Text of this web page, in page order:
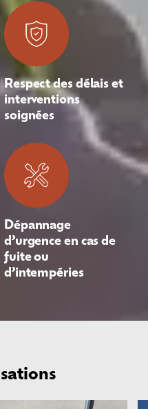
Respect des délais et
interventions
soignées
Dépannage
d’urgence en cas de
fuite ou
d’intempéries